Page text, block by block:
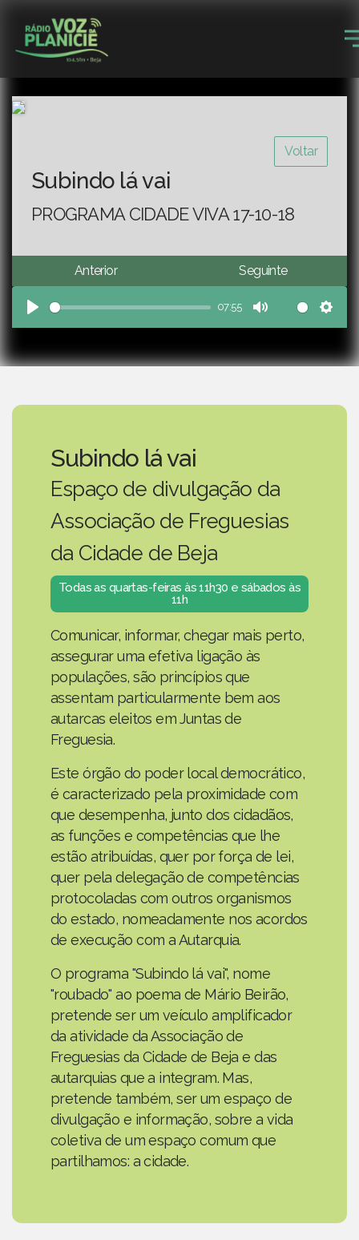
Voltar
Subindo lá vai
PROGRAMA CIDADE VIVA 17-10-18
Anterior Seguinte
Play
07:55
Mute
Subindo lá vai
Espaço de divulgação da
Associação de Freguesias
da Cidade de Beja
Todas as quartas-feiras às 11h30 e sábados às
11h
Comunicar, informar, chegar mais perto,
assegurar uma efetiva ligação às
populações, são princípios que
assentam particularmente bem aos
autarcas eleitos em Juntas de
Freguesia.
Este órgão do poder local democrático,
é caracterizado pela proximidade com
que desempenha, junto dos cidadãos,
as funções e competências que lhe
estão atribuídas, quer por força de lei,
quer pela delegação de competências
protocoladas com outros organismos
do estado, nomeadamente nos acordos
de execução com a Autarquia.
O programa "Subindo lá vai", nome
"roubado" ao poema de Mário Beirão,
pretende ser um veículo amplificador
da atividade da Associação de
Freguesias da Cidade de Beja e das
autarquias que a integram. Mas,
pretende também, ser um espaço de
divulgação e informação, sobre a vida
coletiva de um espaço comum que
partilhamos: a cidade.